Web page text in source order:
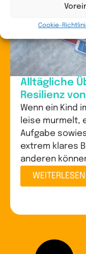
Cookie-
Alltägliche
Resilienz
Wenn ein Kind
leise murmelt,
Aufgabe
extrem klares
anderen
WEITERLESEN